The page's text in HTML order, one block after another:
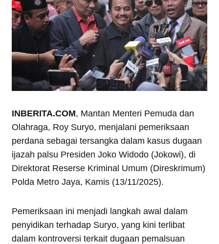
INBERITA.COM, Mantan Menteri Pemuda dan
Olahraga, Roy Suryo, menjalani pemeriksaan
perdana sebagai tersangka dalam kasus dugaan
ijazah palsu Presiden Joko Widodo (Jokowi), di
Direktorat Reserse Kriminal Umum (Direskrimum)
Polda Metro Jaya, Kamis (13/11/2025).
Pemeriksaan ini menjadi langkah awal dalam
penyidikan terhadap Suryo, yang kini terlibat
dalam kontroversi terkait dugaan pemalsuan